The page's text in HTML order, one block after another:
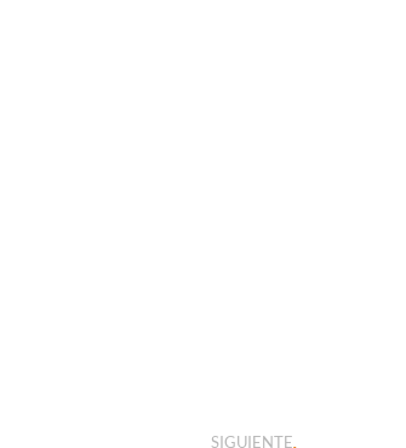
SIGUIENTE